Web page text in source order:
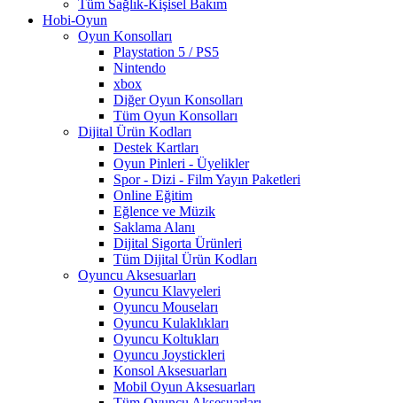
Tüm Sağlık-Kişisel Bakım
Hobi-Oyun
Oyun Konsolları
Playstation 5 / PS5
Nintendo
xbox
Diğer Oyun Konsolları
Tüm Oyun Konsolları
Dijital Ürün Kodları
Destek Kartları
Oyun Pinleri - Üyelikler
Spor - Dizi - Film Yayın Paketleri
Online Eğitim
Eğlence ve Müzik
Saklama Alanı
Dijital Sigorta Ürünleri
Tüm Dijital Ürün Kodları
Oyuncu Aksesuarları
Oyuncu Klavyeleri
Oyuncu Mouseları
Oyuncu Kulaklıkları
Oyuncu Koltukları
Oyuncu Joystickleri
Konsol Aksesuarları
Mobil Oyun Aksesuarları